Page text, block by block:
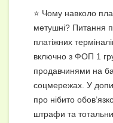
⭐ Чому навколо
метушні? Питання
платіжних
включно з ФОП 1
продавчинями на
соцмережах. У
про нібито
штрафи та